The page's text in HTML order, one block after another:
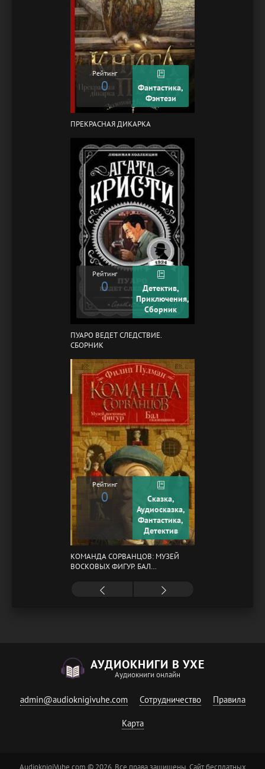
Рейтинг
0
Фантастика,
Фэнтези
ПРЕКРАСНАЯ ДИКАРКА
Рейтинг
0
Детектив,
Приключения,
Сборник
ПУАРО ВЕДЕТ СЛЕДСТВИЕ.
СБОРНИК
Рейтинг
0
Сказка,
Аудиосказка,
Фантастика,
Детектив
КОМАНДА СОРВАНЦОВ: МУЗЕЙ
ВОСКОВЫХ ФИГУР. БАЛ
АУДИОКНИГИ В УХЕ
Аудиокниги онлайн
admin@audioknigivuhe.com Сотрудничество Правила
Карта
AudioknigiVuhe.com © 2026. Все права защищены. Сайт бесплатных